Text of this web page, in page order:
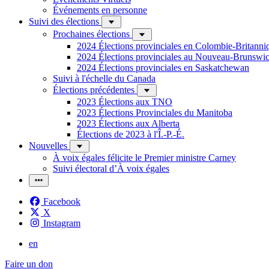
Événements en personne
Suivi des élections
Prochaines élections
2024 Élections provinciales en Colombie-
2024 Élections provinciales au Nouveau-
2024 Élections provinciales en Saskatchewan
Suivi à l'échelle du Canada
Élections précédentes
2023 Élections aux TNO
2023 Élections Provinciales du Manitoba
2023 Élections aux Alberta
Élections de 2023 à l'Î.-P.-É.
Nouvelles
À voix égales félicite le Premier ministre Carney
Suivi électoral d’À voix égales
Facebook
X
Instagram
en
Faire un don